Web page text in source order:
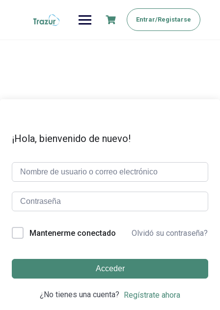
Entrar/Registarse
¡Hola, bienvenido de nuevo!
Mantenerme conectado Olvidó su contraseña?
Acceder
¿No tienes una cuenta? Regístrate ahora